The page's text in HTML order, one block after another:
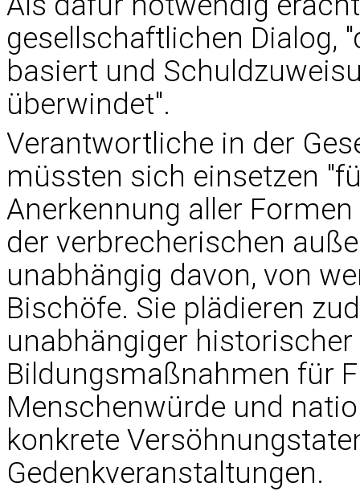
gesellschaftlichen Dialog,
basiert und
überwindet".
Verantwortliche in der
müssten sich einsetzen
Anerkennung aller
der verbrecherischen
unabhängig davon, von
Bischöfe. Sie plädieren
unabhängiger
Bildungsmaßnahmen für
Menschenwürde und
konkrete
Gedenkveranstaltungen.